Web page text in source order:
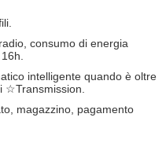
consumo di energia
intelligente quando è oltre
☆Transmission.
magazzino, pagamento